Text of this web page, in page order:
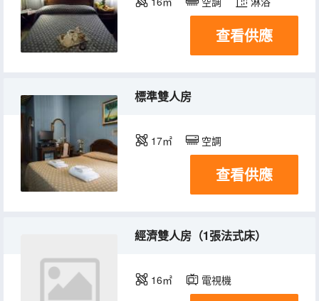
查看供應
標準雙人房
17㎡ 空調
查看供應
經濟雙人房（1張法式床）
16㎡ 電視機